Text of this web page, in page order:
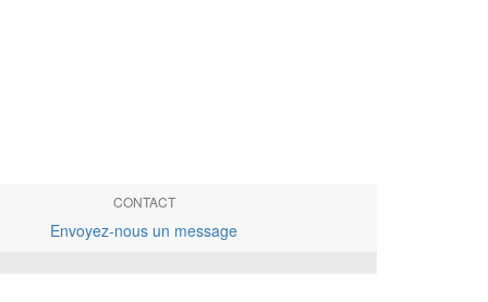
CONTACT
Envoyez-nous un message